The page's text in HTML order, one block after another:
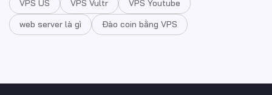
VPS US
VPS Vultr
VPS Youtube
web server là gì
Đào coin bằng VPS